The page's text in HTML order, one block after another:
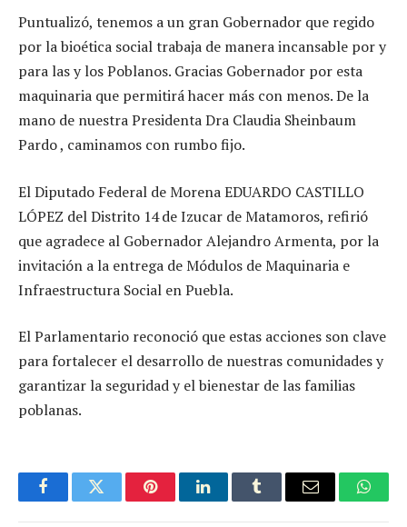
Puntualizó, tenemos a un gran Gobernador que regido
por la bioética social trabaja de manera incansable por y
para las y los Poblanos. Gracias Gobernador por esta
maquinaria que permitirá hacer más con menos. De la
mano de nuestra Presidenta Dra Claudia Sheinbaum
Pardo , caminamos con rumbo fijo.
El Diputado Federal de Morena EDUARDO CASTILLO
LÓPEZ del Distrito 14 de Izucar de Matamoros, refirió
que agradece al Gobernador Alejandro Armenta, por la
invitación a la entrega de Módulos de Maquinaria e
Infraestructura Social en Puebla.
El Parlamentario reconoció que estas acciones son clave
para fortalecer el desarrollo de nuestras comunidades y
garantizar la seguridad y el bienestar de las familias
poblanas.
FacebookTwitter PinterestLinkedInTumblr Email